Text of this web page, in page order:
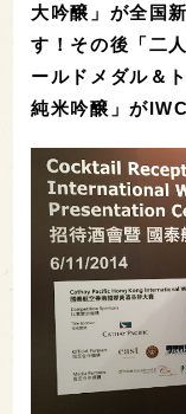
大吟醸」が全国
す！その後「二
ールドメダル＆
純米吟醸」が